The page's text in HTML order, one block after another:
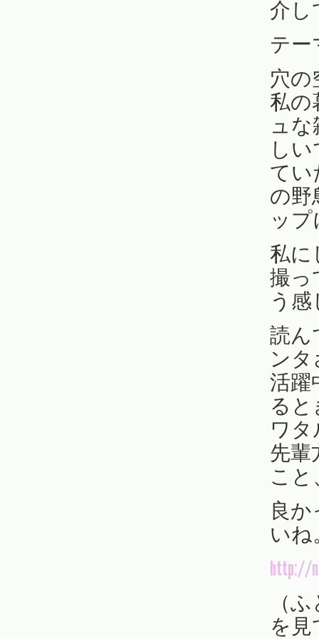
介し
テー
穴の
私の
ュ
し
てい
の野
ップ
私に
撮っ
う
読ん
ンタ
活躍
る
ワ
先輩
こ
良
いね
http://
（
を見